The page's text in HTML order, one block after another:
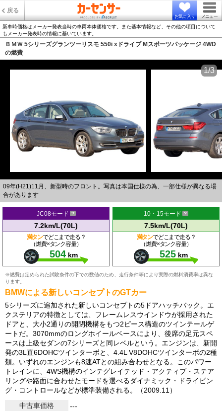
戻る
お気に入り メニュー
新車時価格はメーカー発表当時の車両本体価格です。また基本情報など、その他の項目について
もメーカー発表時の情報に基いています。
ＢＭＷ 5シリーズグランツーリスモ 550i xドライブ Mスポーツパッケージ 4WD
の燃費
09年(H21)11月、新型時のフロント。写真は本国仕様の為、一部仕様が異なる場
合があります
1/3
JC08モード
7.2km/L(70L)
満タンでどこまで走る？
（燃費×タンク容量）
504 km
10・15モード
7.5km/L(70L)
満タンでどこまで走る？
（燃費×タンク容量）
525 km
※燃費は定められた試験条件の下での数値のため、走行条件等により実際の燃料消費率は異な
ります。
BMWによる新しいコンセプトのGTカー
5シリーズに追加された新しいコンセプトの5ドアハッチバック。エ
クステリアの特徴としては、フレームレスウインドウが採用された
ドアと、大小2通りの開閉機構をもつ2ピース構造のツインテールゲ
ートだ。3070mmのロングホイールベースにより、後席の足元スペ
ースは上級セダンの7シリーズと同レベルという。エンジンは、新開
発の3L直6DOHCツインターボと、4.4L V8DOHCツインターボの2種
類。いずれのエンジンも8速ATとの組み合わせとなる。このパワー
トレインに、4WS機構のインテグレイテッド・アクティブ・ステア
リングや路面に合わせたモードを選べるダイナミック・ドライビン
グ・コントロールなどが標準装備される。（2009.11）
中古車価格
---